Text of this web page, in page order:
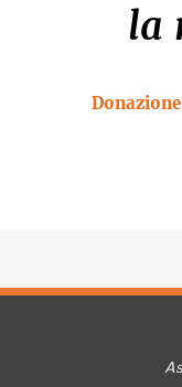
la
Donazione